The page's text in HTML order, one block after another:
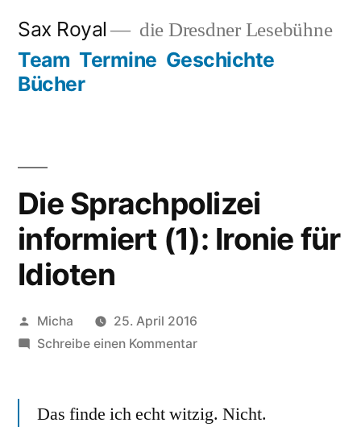
springen
Sax Royal die Dresdner Lesebühne
Team Termine Geschichte
Bücher
Die Sprachpolizei
informiert (1): Ironie für
Idioten
Veröffentlicht
von
Micha
25. April 2016
Schreibe einen Kommentarzu
informiert
Das finde ich echt witzig. Nicht.